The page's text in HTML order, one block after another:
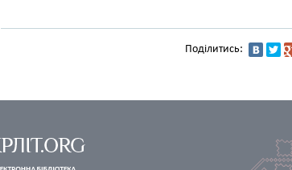
Поділитись: